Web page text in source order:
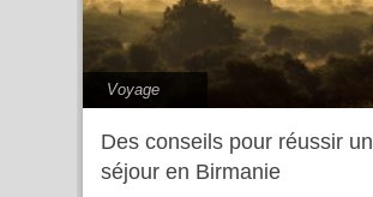
Voyage
Des conseils pour réussir un
séjour en Birmanie